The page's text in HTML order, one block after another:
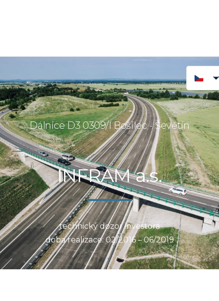
Dálnice D3 0309/I Bošilec - Ševětín
INFRAM a.s.
technický dozor investora
doba realizace: 02/2016 – 06/2019